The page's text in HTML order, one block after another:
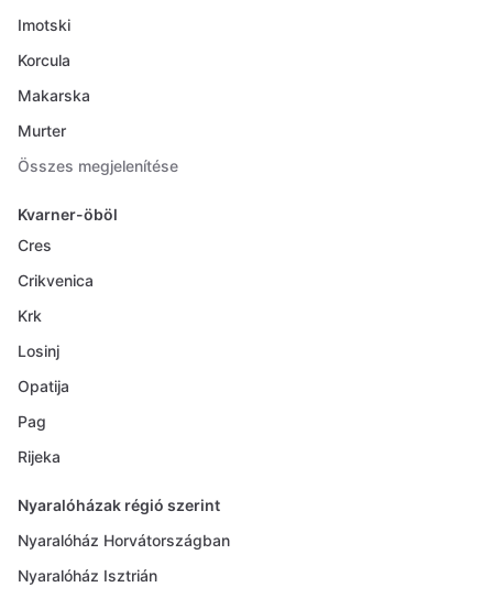
Imotski
Korcula
Makarska
Murter
Összes megjelenítése
Kvarner-öböl
Cres
Crikvenica
Krk
Losinj
Opatija
Pag
Rijeka
Nyaralóházak régió szerint
Nyaralóház Horvátországban
Nyaralóház Isztrián